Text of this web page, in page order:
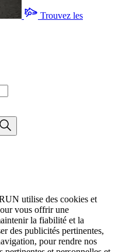
Trouvez les
utilise des cookies et
vous offrir une
la fiabilité et la
des publicités pertinentes,
pour rendre nos